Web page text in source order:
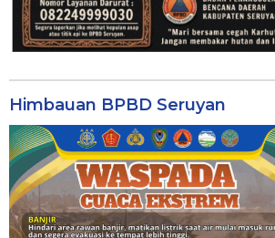
Himbauan BPBD Seruyan